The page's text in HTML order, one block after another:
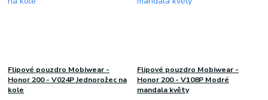
Flipové pouzdro Mobiwear -
Honor 200 - V024P Jednorožec na
kole
Flipové pouzdro Mobiwear -
Honor 200 - V108P Modré
mandala květy